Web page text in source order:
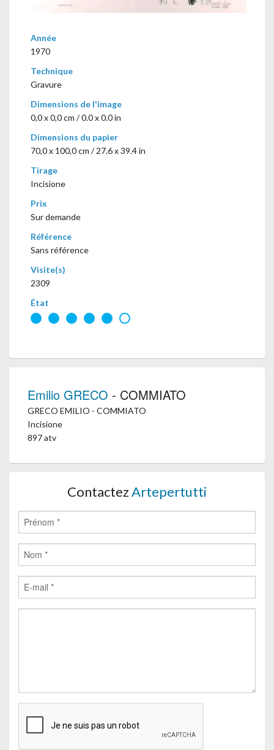
Année
1970
Technique
Gravure
Dimensions de l'image
0,0 x 0,0 cm / 0.0 x 0.0 in
Dimensions du papier
70,0 x 100,0 cm / 27.6 x 39.4 in
Tirage
Incisione
Prix
Sur demande
Référence
Sans référence
Visite(s)
2309
État
Emilio GRECO - COMMIATO
GRECO EMILIO - COMMIATO
Incisione
897 atv
ContactezArtepertutti